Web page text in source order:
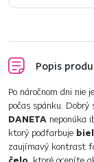
Popis
Po náročnom dni nie
počas spánku.
DANETA neponúka
ktorý podfarbuje
zaujímavý kontrast